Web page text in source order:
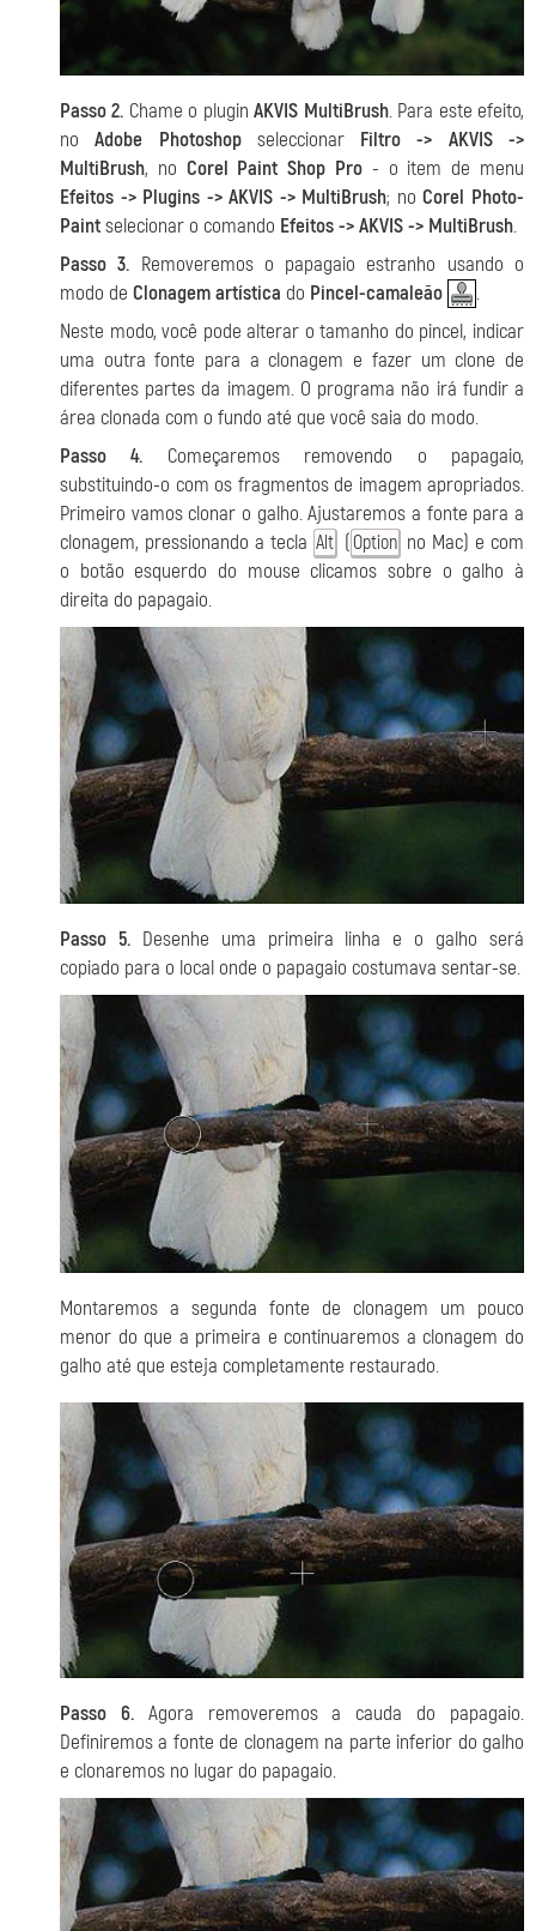
Passo 2. Chame o pluginAKVIS MultiBrush. Para este efeito,
noAdobe Photoshopseleccionar Filtro -> AKVIS ->
MultiBrush, no Corel Paint Shop Pro - o item de menu
Efeitos -> Plugins -> AKVIS -> MultiBrush; noCorel Photo-
Paintselecionar o comando Efeitos -> AKVIS -> MultiBrush.
Passo 3. Removeremos o papagaio estranho usando o
modo de Clonagem artística do Pincel-camaleão
.
Neste modo, você pode alterar o tamanho do pincel, indicar
uma outra fonte para a clonagem e fazer um clone de
diferentes partes da imagem. O programa não irá fundir a
área clonada com o fundo até que você saia do modo.
Passo 4. Começaremos removendo o papagaio,
substituindo-o com os fragmentos de imagem apropriados.
Primeiro vamos clonar o galho. Ajustaremos a fonte para a
clonagem, pressionando a tecla Alt ( Option no Mac) e com
o botão esquerdo do mouse clicamos sobre o galho à
direita do papagaio.
Passo 5.Desenhe uma primeira linha e o galho será
copiado para o local onde o papagaio costumava sentar-se.
Montaremos a segunda fonte de clonagem um pouco
menor do que a primeira e continuaremos a clonagem do
galho até que esteja completamente restaurado.
Passo 6.Agora removeremos a cauda do papagaio.
Definiremos a fonte de clonagem na parte inferior do galho
e clonaremos no lugar do papagaio.